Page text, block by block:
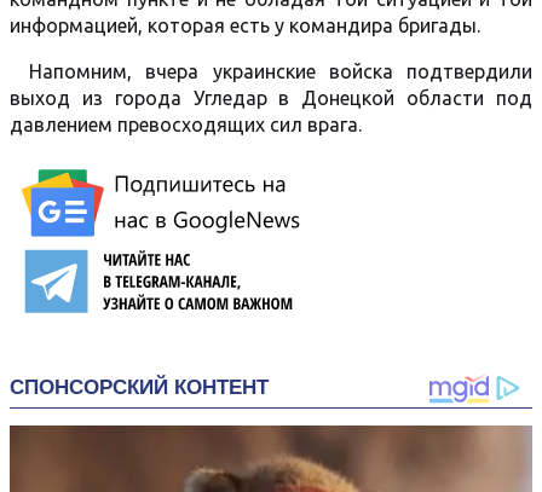
информацией, которая есть у командира бригады.
Напомним, вчера украинские войска подтвердили
выход из города Угледар в Донецкой области под
давлением превосходящих сил врага.